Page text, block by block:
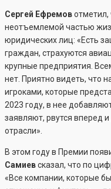
Сергей Ефремовотметил,
неотъемлемой частью
юридических лиц: «Есть
граждан, страхуются
крупные предприятия.
нет. Приятно видеть, что
игроками, которые
2023 году, в нее
заявляют, рвутся вперед
отрасли».
В этом году в Премии
Самиевсказал, что по
«Все компании, которые